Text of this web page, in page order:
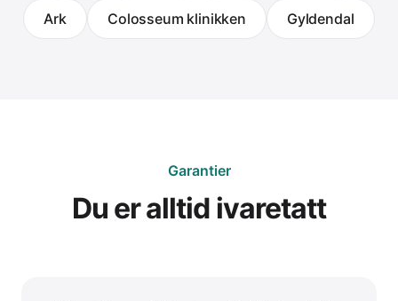
Ark Colosseum klinikken Gyldendal
Garantier
Du er alltid ivaretatt